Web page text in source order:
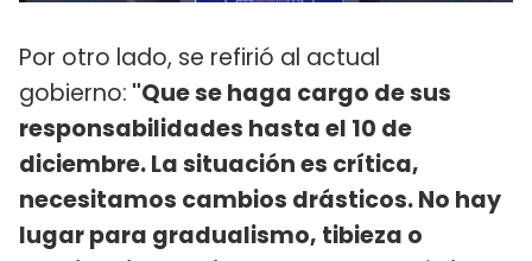
Por otro lado, se refirió al actual
gobierno: "Que se haga cargo de sus
responsabilidades hasta el 10 de
diciembre. La situación es crítica,
necesitamos cambios drásticos. No hay
lugar para gradualismo, tibieza o